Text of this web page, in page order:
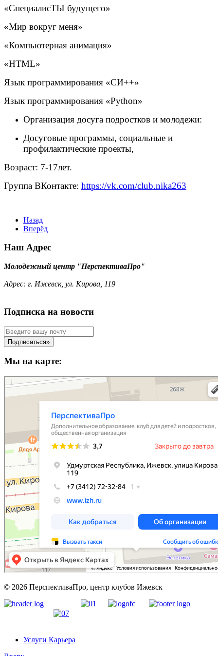
«СпециалисТЫ будущего»
«Мир вокруг меня»
«Компьютерная анимация»
«НTML»
Язык программирования «СИ++»
Язык программирования «Python»
Организация досуга подростков и молодежи:
Досуговые программы, социальные и
профилактические проекты,
Возраст: 7-17лет.
Группа ВКонтакте: https://vk.com/club.nika263
Назад
Вперёд
Наш Адрес
Молодежный центр "ПерспективаПро"
Адрес: г. Ижевск, ул. Кирова, 119
Подписка на новости
Мы на карте:
© 2026 ПерспективаПро, центр клубов Ижевск
Услуги Карьера